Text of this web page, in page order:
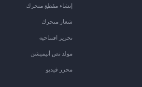
إنشاء مقطع متحرك
شعار متحرك
تحرير افتتاحية
مولد نص أنيميشن
محرر فيديو